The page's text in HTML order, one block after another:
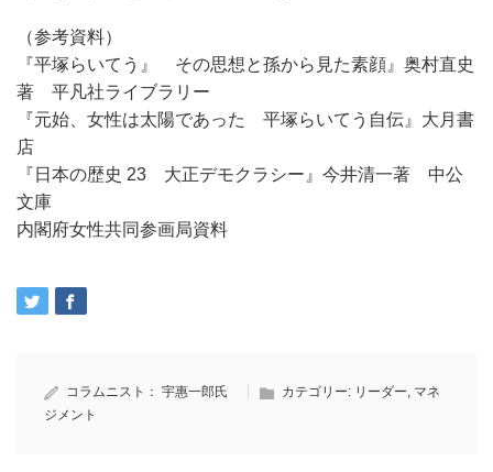
（参考資料）
『平塚らいてう』 その思想と孫から見た素顔』奥村直史
著 平凡社ライブラリー
『元始、女性は太陽であった 平塚らいてう自伝』大月書
店
『日本の歴史 23 大正デモクラシー』今井清一著 中公
文庫
内閣府女性共同参画局資料
コラムニスト： 宇惠一郎氏 カテゴリー: リーダー マネ
ジメント